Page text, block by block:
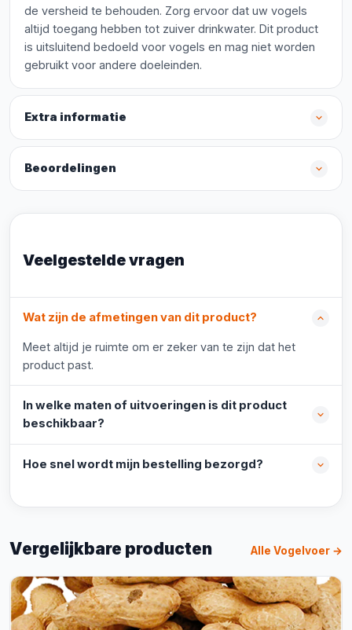
de versheid te behouden. Zorg ervoor dat uw vogels
altijd toegang hebben tot zuiver drinkwater. Dit product
is uitsluitend bedoeld voor vogels en mag niet worden
gebruikt voor andere doeleinden.
Extra informatie
Beoordelingen
Veelgestelde vragen
Wat zijn de afmetingen van dit product?
Meet altijd je ruimte om er zeker van te zijn dat het
product past.
In welke maten of uitvoeringen is dit product
beschikbaar?
Hoe snel wordt mijn bestelling bezorgd?
Vergelijkbare producten Alle Vogelvoer →